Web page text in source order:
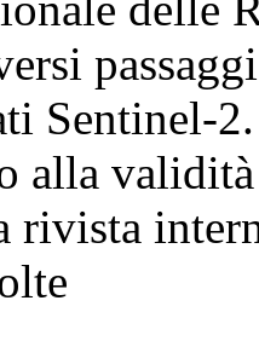
Sentinel-
alla
rivista